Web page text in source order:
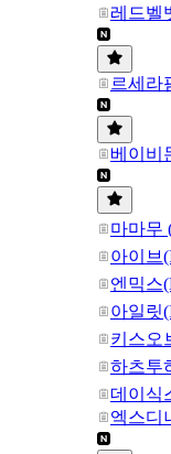
레드벨
르세라
베이비
마마무
아이브
엔믹스
아일릿
키스오
하츠투
데이식
엑스디